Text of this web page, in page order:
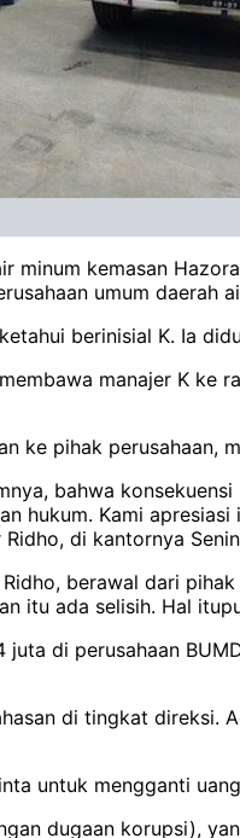
minum kemasan
umum daerah
berinisial K. Ia
manajer K
ke pihak perusahaan,
bahwa
hukum. Kami
di kantornya
berawal dari
itu ada selisih. Hal
di perusahaan
di tingkat
untuk mengganti
dugaan korupsi),